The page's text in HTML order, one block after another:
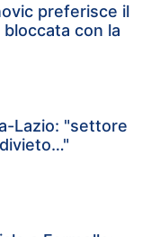
preferisce il
con la
Lazio: "settore